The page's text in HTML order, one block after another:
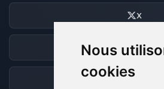
Nous
cookies
X
Discord
Forum